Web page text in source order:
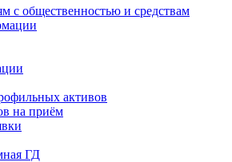
с общественностью и средствам
активов
на приём
ГД